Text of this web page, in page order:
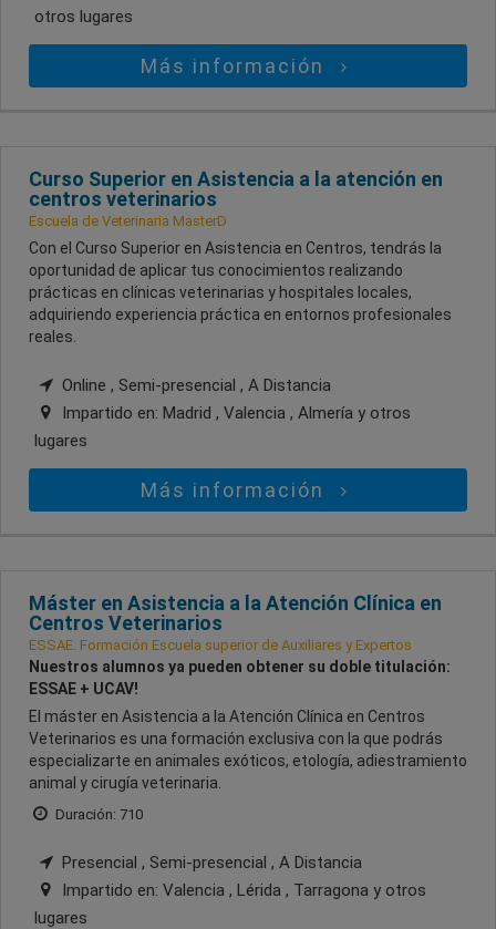
otros lugares
Más información
Curso Superior en Asistencia a la atención en
centros veterinarios
Escuela de Veterinaria MasterD
Con el Curso Superior en Asistencia en Centros, tendrás la
oportunidad de aplicar tus conocimientos realizando
prácticas en clínicas veterinarias y hospitales locales,
adquiriendo experiencia práctica en entornos profesionales
reales.
Online , Semi-presencial , A Distancia
Impartido en: Madrid , Valencia , Almería y otros
lugares
Más información
Máster en Asistencia a la Atención Clínica en
Centros Veterinarios
ESSAE. Formación Escuela superior de Auxiliares y Expertos
Nuestros alumnos ya pueden obtener su doble titulación:
ESSAE + UCAV!
El máster en Asistencia a la Atención Clínica en Centros
Veterinarios es una formación exclusiva con la que podrás
especializarte en animales exóticos, etología, adiestramiento
animal y cirugía veterinaria.
Duración: 710
Presencial , Semi-presencial , A Distancia
Impartido en: Valencia , Lérida , Tarragona y otros
lugares